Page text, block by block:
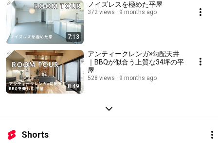
7:13
ノイズレスを極めた平屋
372 views 9 months ago
8:49
アンティークレンガ×勾配天井
｜BBQが似合う上質な34坪の平
屋
528 views 9 months ago
Shorts